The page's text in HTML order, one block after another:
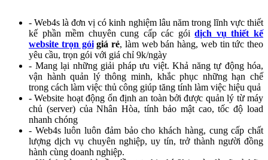
- Web4s là đơn vị có kinh nghiệm lâu năm trong lĩnh vực thiết
kế phần mềm chuyên cung cấp các góidịch vụ thiết kế
website trọn gói giá rẻ, làm web bán hàng, web tin tức theo
yêu cầu, trọn gói với giá chỉ 9k/ngày
- Mang lại những giải pháp ưu việt. Khả năng tự động hóa,
vận hành quản lý thông minh, khắc phục những hạn chế
trong cách làm việc thủ công giúp tăng tính làm việc hiệu quả
- Website hoạt động ổn định an toàn bởi được quản lý từ máy
chủ (server) của Nhân Hòa, tính bảo mật cao, tốc độ load
nhanh chóng
- Web4s luôn luôn đảm bảo cho khách hàng, cung cấp chất
lượng dịch vụ chuyên nghiệp, uy tín, trở thành người đồng
hành cùng doanh nghiệp.